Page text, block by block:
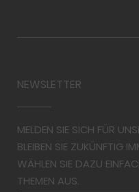
NEWSLETTER
MELDEN SIE SICH FÜR
BLEIBEN SIE ZUKÜNFTIG
WÄHLEN SIE DAZU
THEMEN AUS.